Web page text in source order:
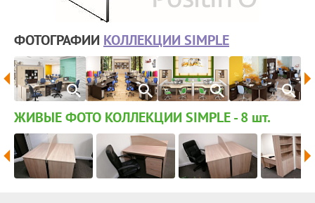
ФОТОГРАФИИ КОЛЛЕКЦИИ SIMPLE
ЖИВЫЕ ФОТО КОЛЛЕКЦИИ SIMPLE - 8 шт.